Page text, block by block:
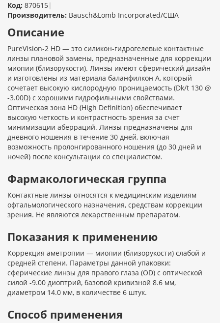
Код: 870615|
Производитель: Bausch&Lomb Incorporated/США
Описание
PureVision-2 HD — это силикон-гидрогелевые контактные
линзы плановой замены, предназначенные для коррекции
миопии (близорукости). Линзы имеют сферический дизайн
и изготовлены из материала баланфилкон А, который
сочетает высокую кислородную проницаемость (Dk/t 130 @
-3.00D) с хорошими гидрофильными свойствами.
Оптическая зона HD (High Definition) обеспечивает
высокую четкость и контрастность зрения за счет
минимизации аберраций. Линзы предназначены для
дневного ношения в течение 30 дней, включая
возможность пролонгированного ношения (до 30 дней и
ночей) после консультации со специалистом.
Фармакологическая группа
Контактные линзы относятся к медицинским изделиям
офтальмологического назначения, средствам коррекции
зрения. Не являются лекарственным препаратом.
Показания к применению
Коррекция аметропии — миопии (близорукости) слабой и
средней степени. Параметры данной упаковки:
сферические линзы для правого глаза (OD) с оптической
силой -9.00 диоптрий, базовой кривизной 8.6 мм,
диаметром 14.0 мм, в количестве 6 штук.
Способ применения